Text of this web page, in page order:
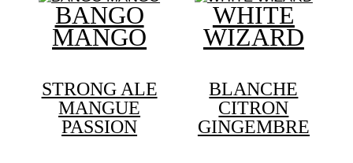
BANGO
MANGO
STRONG ALE
MANGUE
PASSION
WHITE
WIZARD
BLANCHE
CITRON
GINGEMBRE